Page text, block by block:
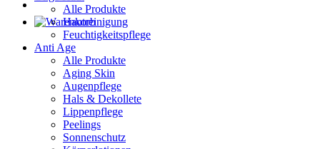
Alle Produkte
Hautreinigung
Feuchtigkeitspflege
Anti Age
Alle Produkte
Aging Skin
Augenpflege
Hals & Dekollete
Lippenpflege
Peelings
Sonnenschutz